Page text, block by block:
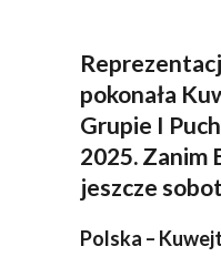
pokonała
Grupie I
2025. Zanim
jeszcze
Polska –